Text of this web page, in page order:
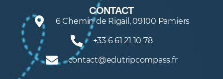
CONTACT
6 Chemin de Rigail, 09100 Pamiers
+33 6 61 21 10 78
contact@edutripcompass.fr